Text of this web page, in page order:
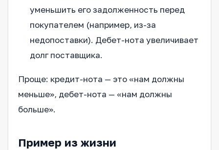
уменьшить его задолженность перед
покупателем (например, из-за
недопоставки). Дебет-нота увеличивает
долг поставщика.
Проще: кредит-нота — это «нам должны
меньше», дебет-нота — «нам должны
больше».
Пример из жизни